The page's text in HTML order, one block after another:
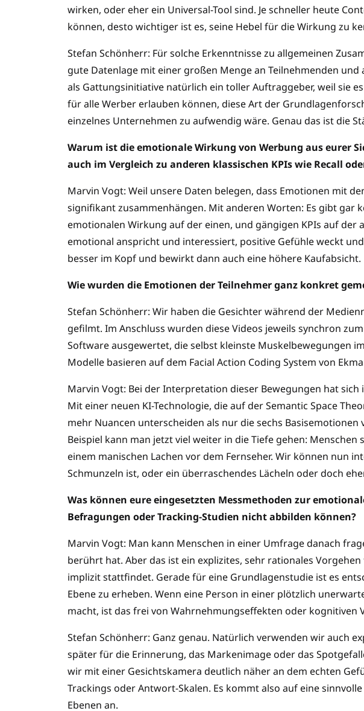
wirken, oder eher ein Universal-Tool sind. Je schneller heute
können, desto wichtiger ist es, seine Hebel für die Wirkung zu
Stefan Schönherr: Für solche Erkenntnisse zu allgemeinen
gute Datenlage mit einer großen Menge an Teilnehmenden
als Gattungsinitiative natürlich ein toller Auftraggeber, weil sie
für alle Werber erlauben können, diese Art der
einzelnes Unternehmen zu aufwendig wäre. Genau das ist die
Warum ist die emotionale Wirkung von Werbung aus eurer
auch im Vergleich zu anderen klassischen KPIs wie Recall
Marvin Vogt: Weil unsere Daten belegen, dass Emotionen mit
signifikant zusammenhängen. Mit anderen Worten: Es gibt gar
emotionalen Wirkung auf der einen, und gängigen KPIs auf der
emotional anspricht und interessiert, positive Gefühle weckt
besser im Kopf und bewirkt dann auch eine höhere Kaufabsicht.
Wie wurden die Emotionen der Teilnehmer ganz konkret
Stefan Schönherr: Wir haben die Gesichter während der
gefilmt. Im Anschluss wurden diese Videos jeweils synchron
Software ausgewertet, die selbst kleinste Muskelbewegungen
Modelle basieren auf dem Facial Action Coding System von
Marvin Vogt: Bei der Interpretation dieser Bewegungen hat sich
Mit einer neuen KI-Technologie, die auf der Semantic Space
mehr Nuancen unterscheiden als nur die sechs Basisemotionen
Beispiel kann man jetzt viel weiter in die Tiefe gehen: Menschen
einem manischen Lachen vor dem Fernseher. Wir können nun
Schmunzeln ist, oder ein überraschendes Lächeln oder doch
Was können eure eingesetzten Messmethoden zur
Befragungen oder Tracking-Studien nicht abbilden können?
Marvin Vogt: Man kann Menschen in einer Umfrage danach
berührt hat. Aber das ist ein explizites, sehr rationales
implizit stattfindet. Gerade für eine Grundlagenstudie ist es
Ebene zu erheben. Wenn eine Person in einer plötzlich
macht, ist das frei von Wahrnehmungseffekten oder kognitiven
Stefan Schönherr: Ganz genau. Natürlich verwenden wir auch
später für die Erinnerung, das Markenimage oder das
wir mit einer Gesichtskamera deutlich näher an dem echten
Trackings oder Antwort-Skalen. Es kommt also auf eine
Ebenen an.